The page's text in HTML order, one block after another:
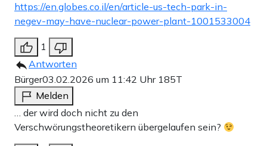
https://en.globes.co.il/en/article-us-tech-park-in-
negev-may-have-nuclear-power-plant-1001533004
1
Antworten
Bürger03.02.2026 um 11:42 Uhr 185T
Melden
… der wird doch nicht zu den
Verschwörungstheoretikern übergelaufen sein?